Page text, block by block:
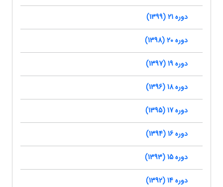
دوره 21 (1399)
دوره 20 (1398)
دوره 19 (1397)
دوره 18 (1396)
دوره 17 (1395)
دوره 16 (1394)
دوره 15 (1393)
دوره 14 (1392)